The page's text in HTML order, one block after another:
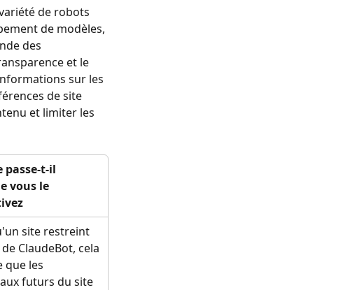
de robots
de modèles,
des
et le
sur les
de site
et limiter les
passe-t-il
vous le
site restreint
ClaudeBot, cela
que les
futurs du site